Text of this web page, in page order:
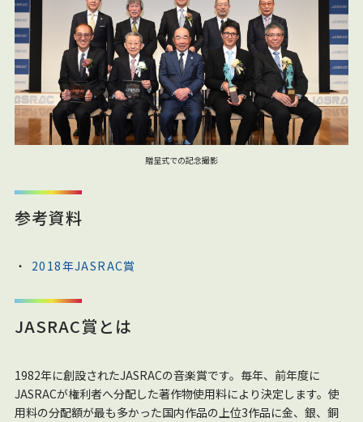
贈呈式での記念撮影
参考資料
2018年JASRAC賞
JASRAC賞とは
1982年に創設されたJASRACの音楽賞です。毎年、前年度に
JASRACが権利者へ分配した著作物使用料により決定します。使
用料の分配額が最も多かった国内作品の上位3作品に金、銀、銅